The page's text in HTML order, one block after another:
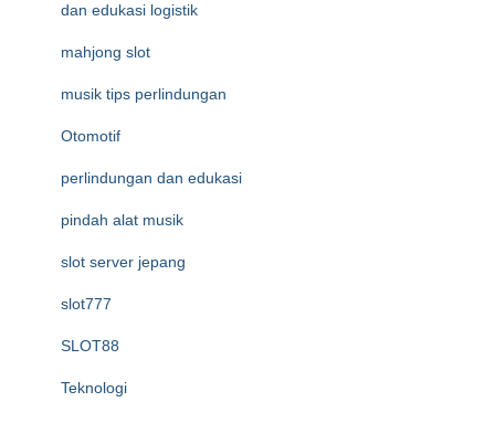
dan edukasi logistik
mahjong slot
musik tips perlindungan
Otomotif
perlindungan dan edukasi
pindah alat musik
slot server jepang
slot777
SLOT88
Teknologi